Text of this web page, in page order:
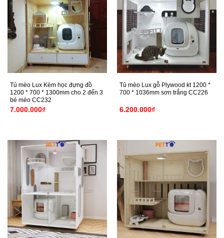
Tủ mèo Lux Kèm học đựng đồ
1200 * 700 * 1300mm cho 2 đến 3
bé mèo CC232
7.000.000₫
Tủ mèo Lux gỗ Plywood kt 1200 *
700 * 1036mm sơn trắng CC226
6.200.000₫